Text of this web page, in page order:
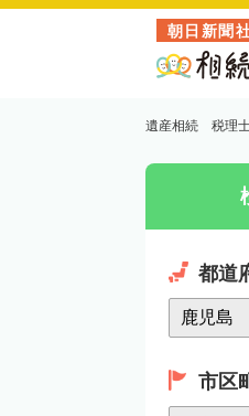
朝日新聞
遺産相続 税理
都道
市区